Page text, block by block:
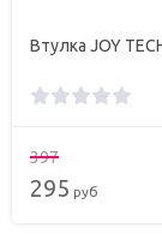
Втулка JOY
397
295 руб